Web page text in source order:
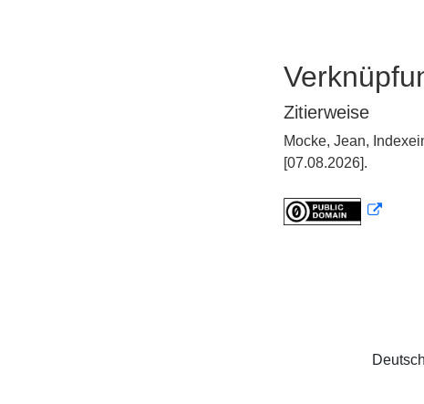
Zitierweise
Mocke, Jean,
[07.08.2026].